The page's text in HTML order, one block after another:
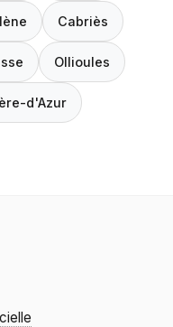
Cabriès
Ollioules
d'Azur